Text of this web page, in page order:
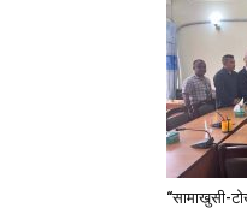
“सामाखुसी-